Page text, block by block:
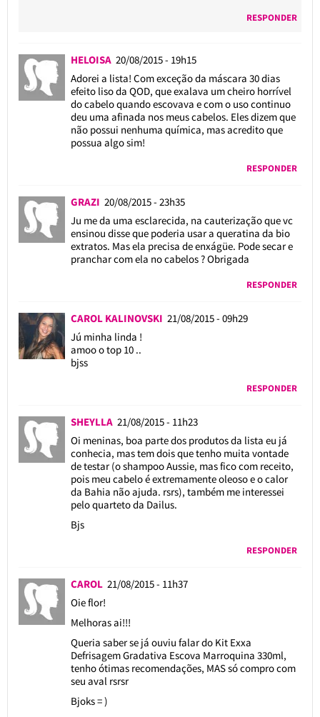
RESPONDER
HELOISA 20/08/2015 - 19h15
Adorei a lista! Com exceção da máscara 30 dias
efeito liso da QOD, que exalava um cheiro horrível
do cabelo quando escovava e com o uso continuo
deu uma afinada nos meus cabelos. Eles dizem que
não possui nenhuma química, mas acredito que
possua algo sim!
RESPONDER
GRAZI 20/08/2015 - 23h35
Ju me da uma esclarecida, na cauterização que vc
ensinou disse que poderia usar a queratina da bio
extratos. Mas ela precisa de enxágüe. Pode secar e
pranchar com ela no cabelos ? Obrigada
RESPONDER
CAROL KALINOVSKI 21/08/2015 - 09h29
Jú minha linda !
amoo o top 10 ..
bjss
RESPONDER
SHEYLLA 21/08/2015 - 11h23
Oi meninas, boa parte dos produtos da lista eu já
conhecia, mas tem dois que tenho muita vontade
de testar (o shampoo Aussie, mas fico com receito,
pois meu cabelo é extremamente oleoso e o calor
da Bahia não ajuda. rsrs), também me interessei
pelo quarteto da Dailus.
Bjs
RESPONDER
CAROL 21/08/2015 - 11h37
Oie flor!
Melhoras ai!!!
Queria saber se já ouviu falar do Kit Exxa
Defrisagem Gradativa Escova Marroquina 330ml,
tenho ótimas recomendações, MAS só compro com
seu aval rsrsr
Bjoks = )